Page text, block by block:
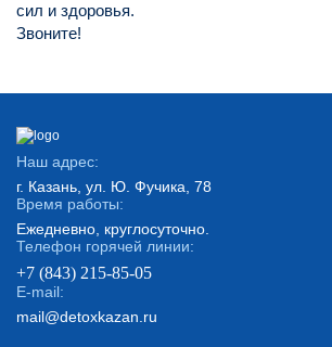
сил и здоровья.
Звоните!
Наш адрес:
г. Казань, ул. Ю. Фучика, 78
Время работы:
Ежедневно, круглосуточно.
Телефон горячей линии:
+7 (843) 215-85-05
E-mail:
mail@detoxkazan.ru